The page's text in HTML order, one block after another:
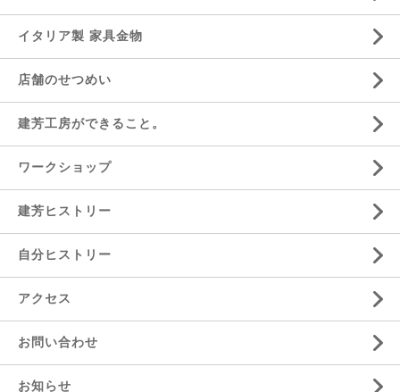
イタリア製 家具金物
店舗のせつめい
建芳工房ができること。
ワークショップ
建芳ヒストリー
自分ヒストリー
アクセス
お問い合わせ
お知らせ